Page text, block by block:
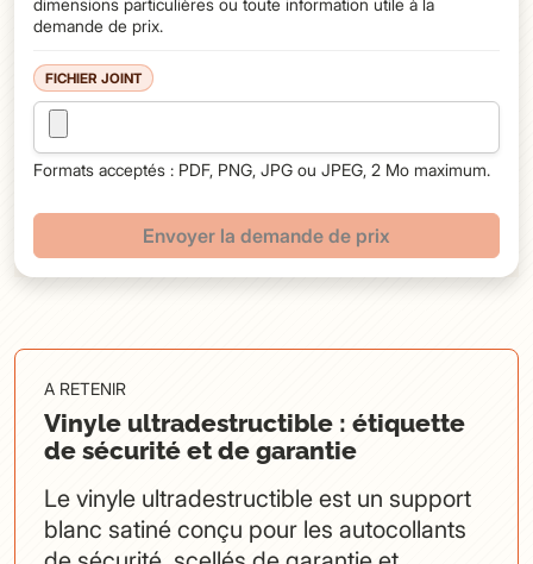
demande de prix.
FICHIER JOINT
Joindre un fichier
Formats acceptés : PDF, PNG, JPG ou JPEG, 2 Mo maximum.
Envoyer la demande de prix
A RETENIR
Vinyle ultradestructible : étiquette
de sécurité et de garantie
Le vinyle ultradestructible est un support
blanc satiné conçu pour les autocollants